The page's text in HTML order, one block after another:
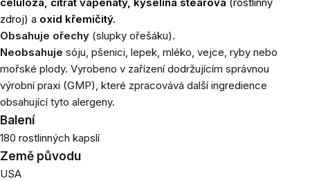
zdroj) a oxid křemičitý.
Obsahuje ořechy (slupky ořešáku).
Neobsahuje sóju, pšenici, lepek, mléko, vejce, ryby nebo
mořské plody. Vyrobeno v zařízení dodržujícím správnou
výrobní praxi (GMP), které zpracovává další ingredience
obsahující tyto alergeny.
Balení
180 rostlinných kapslí
Země původu
USA